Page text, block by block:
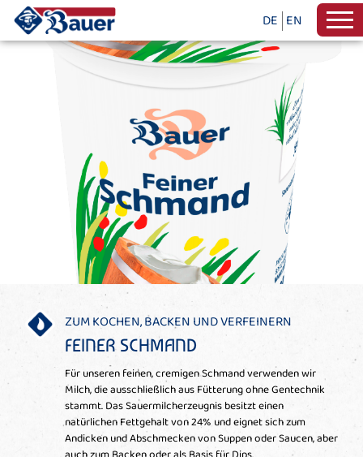
DE EN
ZUM KOCHEN, BACKEN UND VERFEINERN
FEINER SCHMAND
Für unseren feinen, cremigen Schmand verwenden wir
Milch, die ausschließlich aus Fütterung ohne Gentechnik
stammt. Das Sauermilcherzeugnis besitzt einen
natürlichen Fettgehalt von 24% und eignet sich zum
Andicken und Abschmecken von Suppen oder Saucen, aber